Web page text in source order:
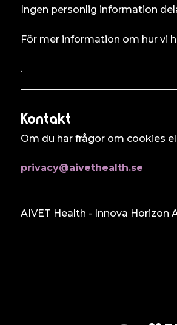
Ingen personlig information
För mer information om hur vi
.
Kontakt
Om du har frågor om cookies
privacy@aivethealth.se
AIVET Health - Innova Horizon